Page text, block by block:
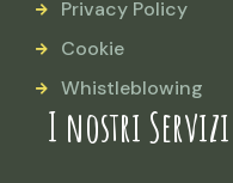
Privacy Policy
Cookie
Whistleblowing
I nostri Servizi